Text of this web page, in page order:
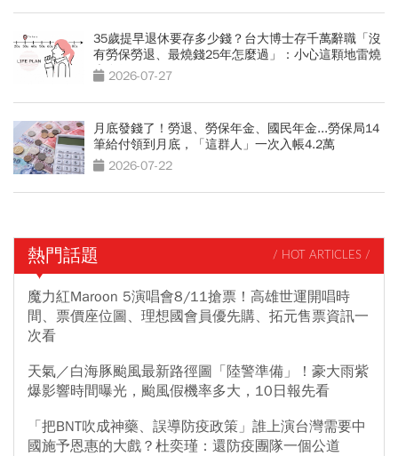
35歲提早退休要存多少錢？台大博士存千萬辭職「沒
有勞保勞退、最燒錢25年怎麼過」：小心這顆地雷燒
光存款
2026-07-27
月底發錢了！勞退、勞保年金、國民年金...勞保局14
筆給付領到月底，「這群人」一次入帳4.2萬
2026-07-22
熱門話題 / HOT ARTICLES /
魔力紅Maroon 5演唱會8/11搶票！高雄世運開唱時
間、票價座位圖、理想國會員優先購、拓元售票資訊一
次看
天氣／白海豚颱風最新路徑圖「陸警準備」！豪大雨紫
爆影響時間曝光，颱風假機率多大，10日報先看
「把BNT吹成神藥、誤導防疫政策」誰上演台灣需要中
國施予恩惠的大戲？杜奕瑾：還防疫團隊一個公道